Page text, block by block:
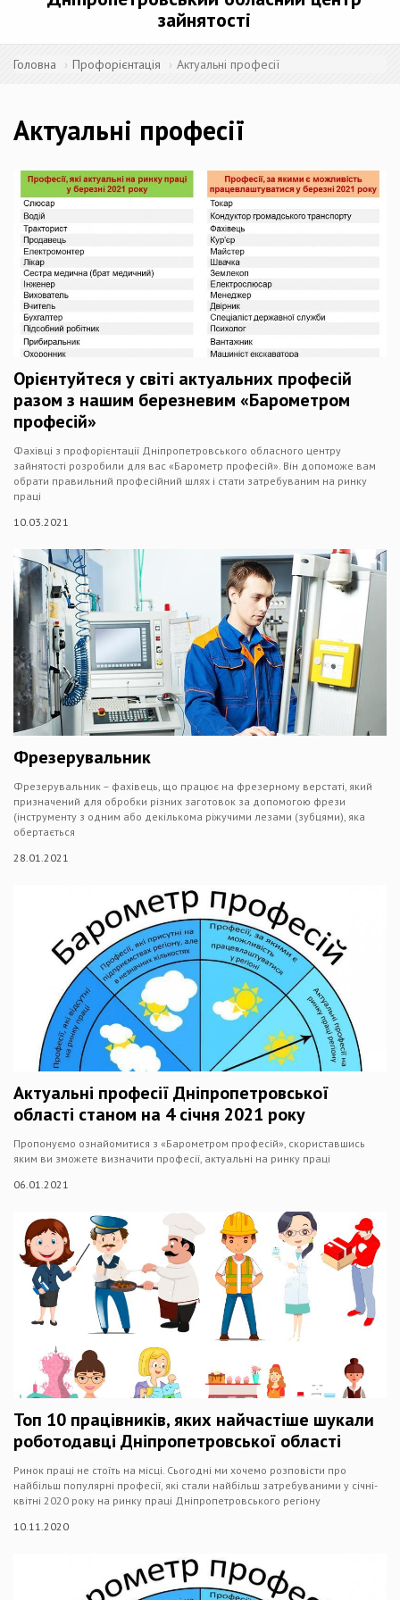
зайнятості
Головна Профорієнтація Актуальні професії
Актуальні професії
Орієнтуйтеся у світі актуальних професій
разом з нашим березневим «Барометром
професій»
Фахівці з профорієнтації Дніпропетровського обласного центру
зайнятості розробили для вас «Барометр професій». Він допоможе вам
обрати правильний професійний шлях і стати затребуваним на ринку
праці
10.03.2021
Фрезерувальник
Фрезерувальник – фахівець, що працює на фрезерному верстаті, який
призначений для обробки різних заготовок за допомогою фрези
(інструменту з одним або декількома ріжучими лезами (зубцями), яка
обертається
28.01.2021
Актуальні професії Дніпропетровської
області станом на 4 січня 2021 року
Пропонуємо ознайомитися з «Барометром професій», скориставшись
яким ви зможете визначити професії, актуальні на ринку праці
06.01.2021
Топ 10 працівників, яких найчастіше шукали
роботодавці Дніпропетровської області
Ринок праці не стоїть на місці. Сьогодні ми хочемо розповісти про
найбільш популярні професії, які стали найбільш затребуваними у січні-
квітні 2020 року на ринку праці Дніпропетровського регіону
10.11.2020